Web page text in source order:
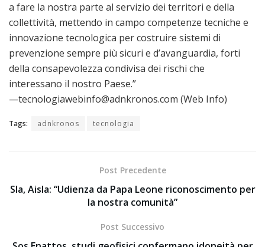
a fare la nostra parte al servizio dei territori e della
collettività, mettendo in campo competenze tecniche e
innovazione tecnologica per costruire sistemi di
prevenzione sempre più sicuri e d’avanguardia, forti
della consapevolezza condivisa dei rischi che
interessano il nostro Paese.”
—tecnologiawebinfo@adnkronos.com (Web Info)
Tags: adnkronos tecnologia
Post Precedente
Sla, Aisla: “Udienza da Papa Leone riconoscimento per
la nostra comunità”
Post Successivo